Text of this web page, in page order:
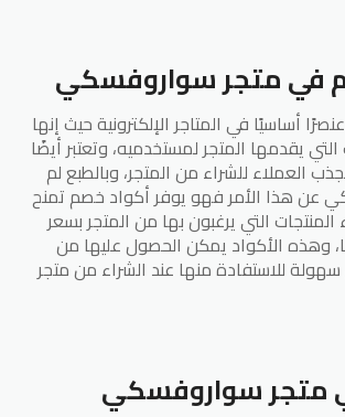
في متجر سواروفسكي
أساسيًا في المتاجر الإلكترونية حيث إنها
يقدمها المتجر لمستخدميه، وتعتبر أيضًا
العملاء للشراء من المتجر، وبالطبع لم
عن هذا الأمر فهو يوفر أكواد خصم تمنح
التي يرغبون بها من المتجر بسعر
وهذه الأكواد يمكن الحصول عليها من
للاستفادة منها عند الشراء من متجر
متجر سواروفسكي